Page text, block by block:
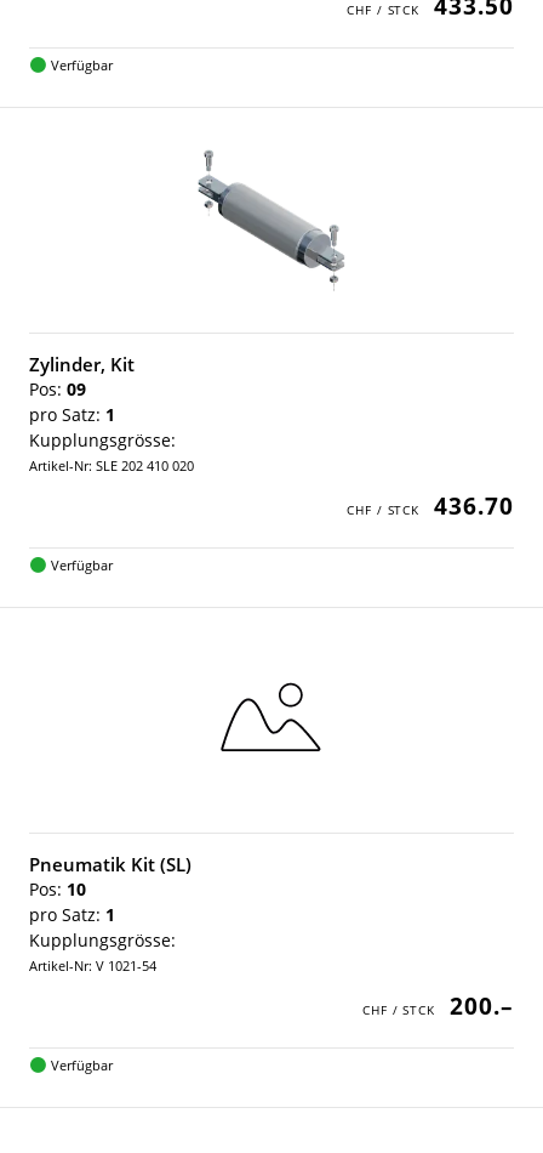
Verfügbar
Zylinder, Kit
Pos: 09
pro Satz: 1
Kupplungsgrösse:
Artikel-Nr: SLE 202 410 020
436.70
Verfügbar
Pneumatik Kit (SL)
Pos: 10
pro Satz: 1
Kupplungsgrösse:
Artikel-Nr: V 1021-54
200.–
Verfügbar